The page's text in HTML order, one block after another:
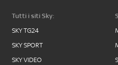
Tutti i siti Sky:
SKY TG24
SKY SPORT
SKY VIDEO